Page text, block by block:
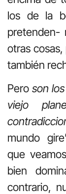
los de la
pretenden-
otras
también
Peroson
viejo
mundo
que
bien
contrario,